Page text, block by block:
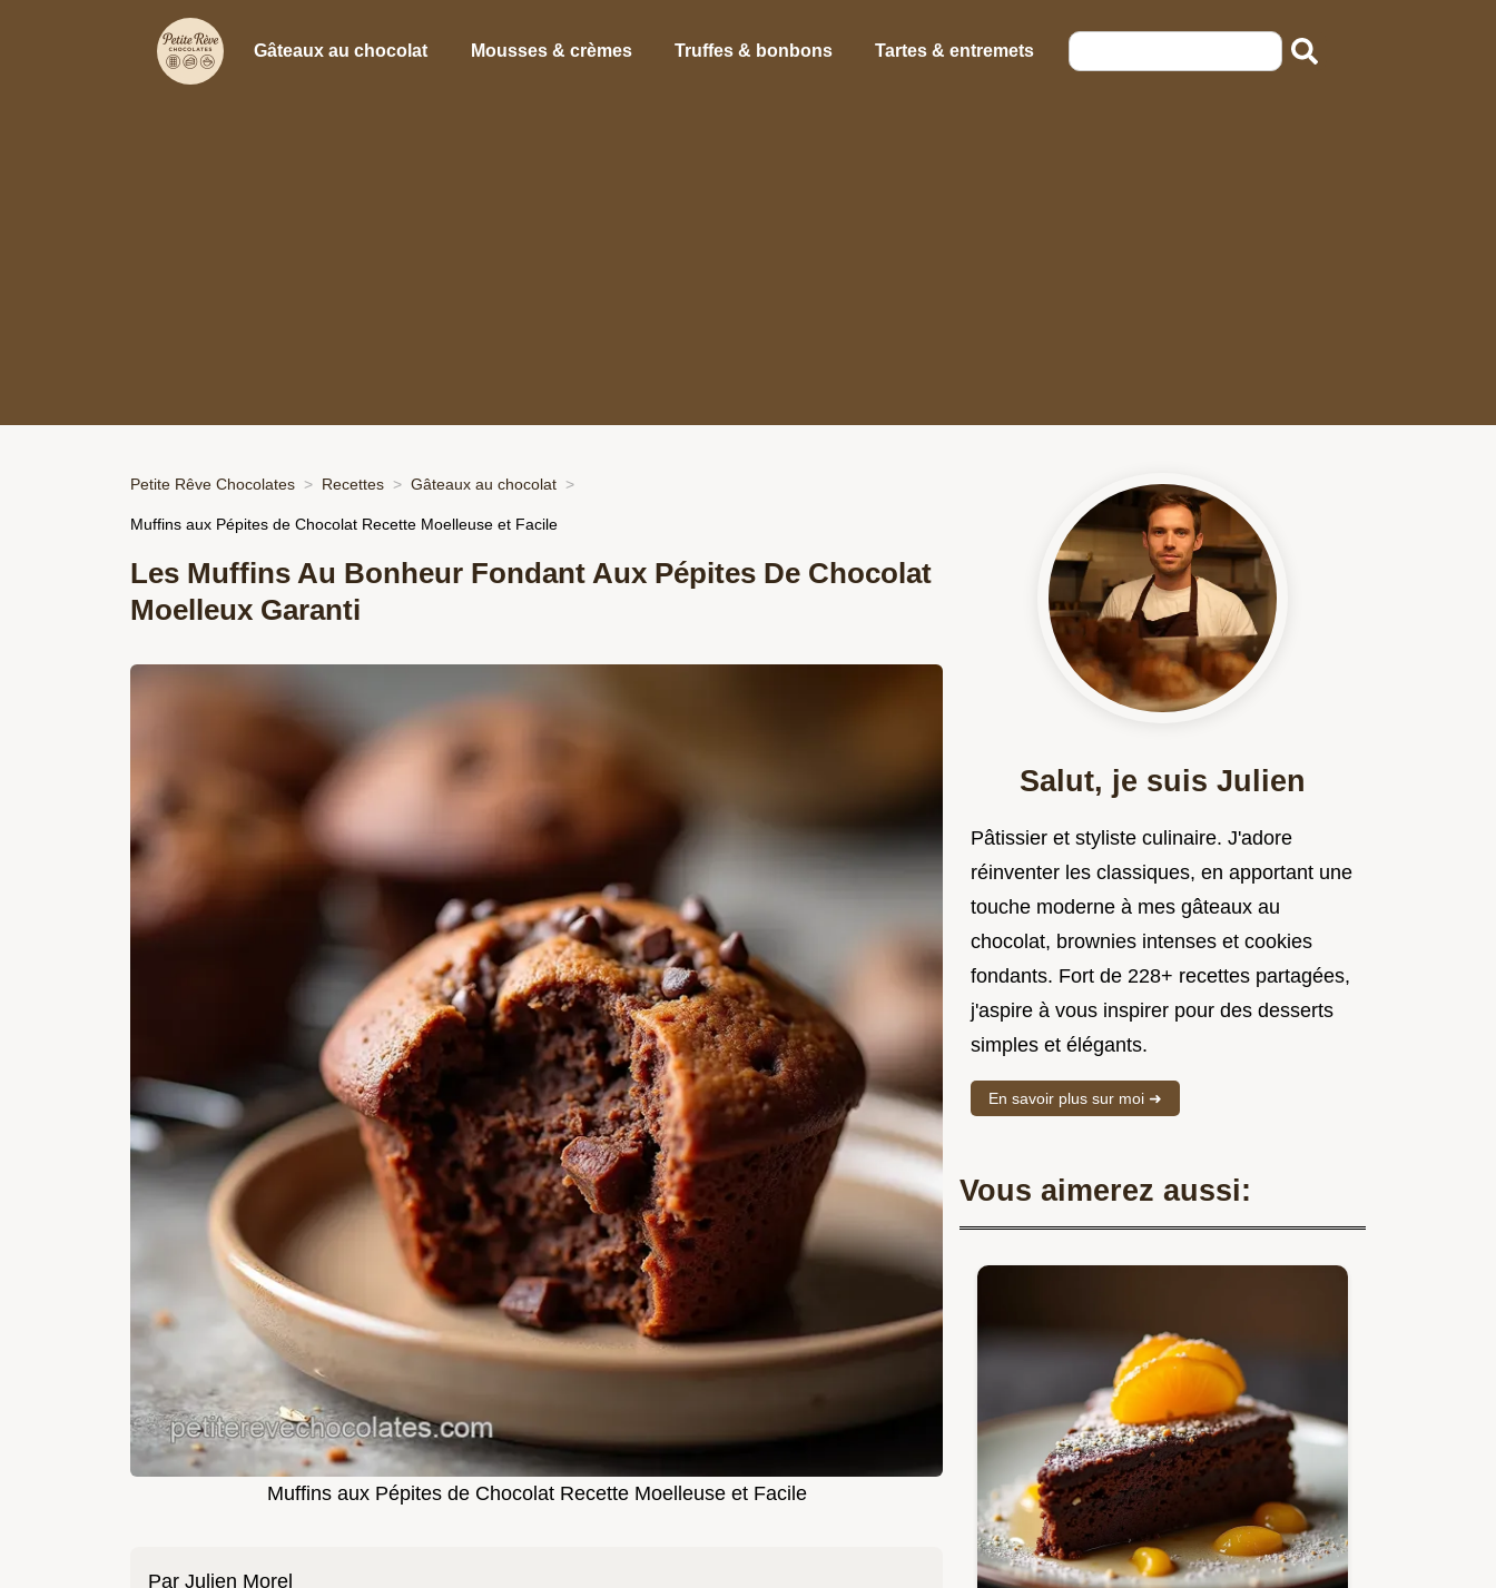
Gâteaux au chocolat Mousses & crèmes Truffes & bonbons Tartes & entremets
Petite Rêve Chocolates Recettes Gâteaux au chocolat
Muffins aux Pépites de Chocolat Recette Moelleuse et Facile
Les Muffins Au Bonheur Fondant Aux Pépites De Chocolat
Moelleux Garanti
Muffins aux Pépites de Chocolat Recette Moelleuse et Facile
Par Julien Morel
Salut, je suis Julien
Pâtissier et styliste culinaire. J'adore
réinventer les classiques, en apportant une
touche moderne à mes gâteaux au
chocolat, brownies intenses et cookies
fondants. Fort de 228+ recettes partagées,
j'aspire à vous inspirer pour des desserts
simples et élégants.
En savoir plus sur moi ➜
Vous aimerez aussi: